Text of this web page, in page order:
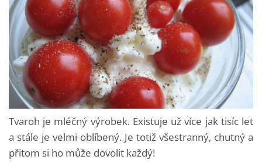
Tvaroh je mléčný výrobek. Existuje už více jak tisíc let
a stále je velmi oblíbený. Je totiž všestranný, chutný a
přitom si ho může dovolit každý!